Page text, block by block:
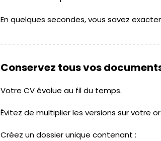
En quelques secondes, vous savez
Conservez tous vos
Votre CV évolue au fil du temps.
Évitez de multiplier les versions sur votre
Créez un dossier unique contenant :